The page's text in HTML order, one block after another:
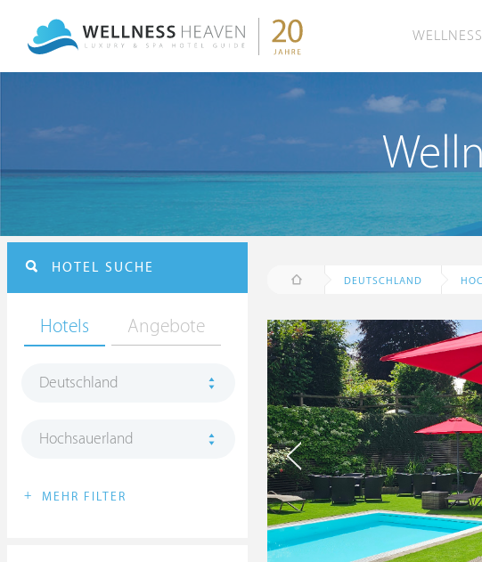
DEUTSCHLAND
HOTEL SUCHE
Hotels Angebote
Deutschland
Hochsauerland
+ MEHR FILTER